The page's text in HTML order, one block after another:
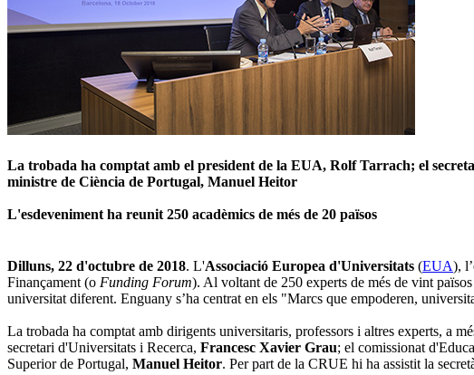
La trobada ha comptat amb el president de la EUA, Rolf Tarrach; el
ministre de Ciència de Portugal, Manuel Heitor
L'esdeveniment ha reunit 250 acadèmics de més de 20 països
Dilluns, ​​22 d'octubre de 2018. L'Associació Europea d'Universitats (EUA),
Finançament (o Funding Forum). Al voltant de 250 experts de més de vint
universitat diferent. Enguany s’ha centrat en els "Marcs que empoderen,
La trobada ha comptat amb dirigents universitaris, professors i altres experts, a
secretari d'Universitats i Recerca, Francesc Xavier Grau; el comissionat
Superior de Portugal, Manuel Heitor. Per part de la CRUE hi ha assistit la